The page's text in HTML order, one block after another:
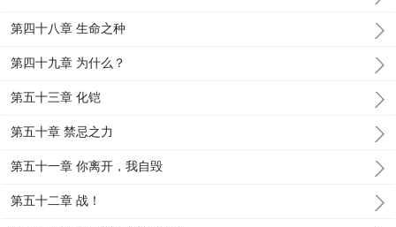
第四十八章 生命之种
第四十九章 为什么？
第五十三章 化铠
第五十章 禁忌之力
第五十一章 你离开，我自毁
第五十二章 战！